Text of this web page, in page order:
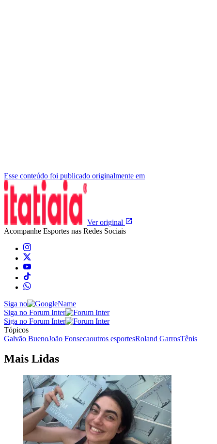
Esse conteúdo foi publicado originalmente em
Ver original
Acompanhe Esportes nas Redes Sociais
Siga no
Siga no Forum Inter
Siga no Forum Inter
Tópicos
Galvão BuenoJoão Fonsecaoutros esportesRoland GarrosTênis
Mais Lidas